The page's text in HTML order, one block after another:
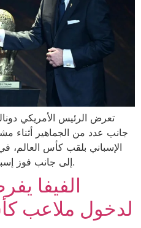
تعرض الرئيس الأمريكي
جانب عدد من الجماهير أثناء
الإسباني بلقب كأس
إلى جانب فوز إسبانيا بهدف دون رد على الأرجنتين.
الفيفا
لدخول ملاعب كأس